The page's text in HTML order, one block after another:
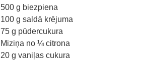
500 g biezpiena
100 g saldā krējuma
75 g pūdercukura
Miziņa no ¼ citrona
20 g vaniļas cukura